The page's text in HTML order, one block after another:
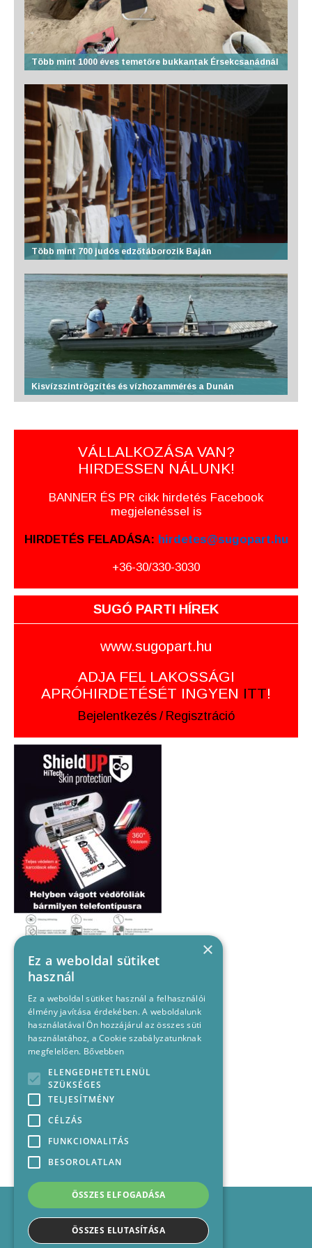
Több mint 1000 éves temetőre bukkantak Érsekcsanádnál
Több mint 700 judós edzőtáborozik Baján
Kisvízszintrögzítés és vízhozammérés a Dunán
VÁLLALKOZÁSA VAN?
HIRDESSEN NÁLUNK!
BANNER ÉS PR cikk hirdetés Facebook
megjelenéssel is
HIRDETÉS FELADÁSA: hirdetes@sugopart.hu
+36-30/330-3030
SUGÓ PARTI HÍREK
www.sugopart.hu
ADJA FEL LAKOSSÁGI
APRÓHIRDETÉSÉT INGYEN ITT!
Bejelentkezés / Regisztráció
Impresszum
Felhasználási feltételek
×
Ez a weboldal sütiket
használ
Ez a weboldal sütiket használ a felhasználói
élmény javítása érdekében. A weboldalunk
használatával Ön hozzájárul az összes süti
használatához, a Cookie szabályzatunknak
megfelelően. Bővebben
ELENGEDHETETLENÜL
SZÜKSÉGES
TELJESÍTMÉNY
CÉLZÁS
FUNKCIONALITÁS
BESOROLATLAN
ÖSSZES ELFOGADÁSA
ÖSSZES ELUTASÍTÁSA